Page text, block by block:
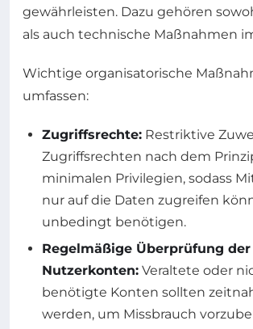
gewährleisten. Dazu gehören
als auch technische Maßnahmen
Wichtige organisatorische
umfassen:
Zugriffsrechte: Restriktive
Zugriffsrechten nach dem
minimalen Privilegien, sodass
nur auf die Daten zugreifen
unbedingt benötigen.
Regelmäßige Überprüfung der
Nutzerkonten: Veraltete oder
benötigte Konten sollten
werden, um Missbrauch